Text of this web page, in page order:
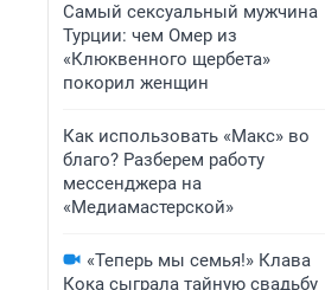
Самый сексуальный мужчина
Турции: чем Омер из
«Клюквенного щербета»
покорил женщин
Как использовать «Макс» во
благо? Разберем работу
мессенджера на
«Медиамастерской»
«Теперь мы семья!» Клава
Кока сыграла тайную свадьбу